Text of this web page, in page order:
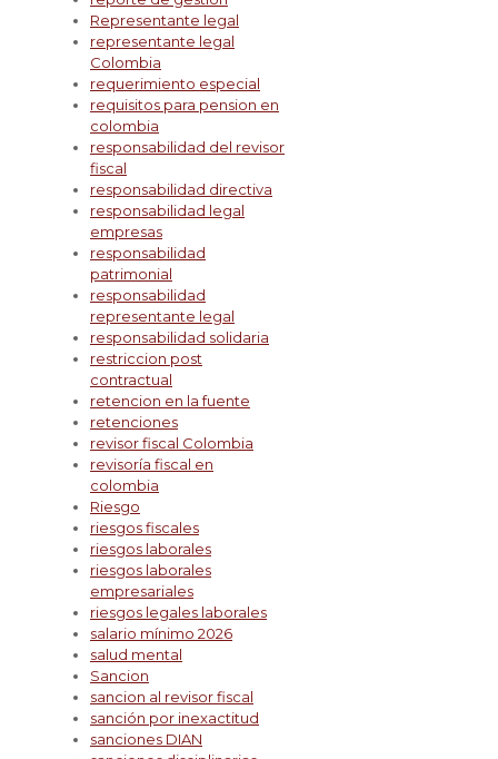
Representante legal
representante legal
Colombia
requerimiento especial
requisitos para pension en
colombia
responsabilidad del revisor
fiscal
responsabilidad directiva
responsabilidad legal
empresas
responsabilidad
patrimonial
responsabilidad
representante legal
responsabilidad solidaria
restriccion post
contractual
retencion en la fuente
retenciones
revisor fiscal Colombia
revisoría fiscal en
colombia
Riesgo
riesgos fiscales
riesgos laborales
riesgos laborales
empresariales
riesgos legales laborales
salario mínimo 2026
salud mental
Sancion
sancion al revisor fiscal
sanción por inexactitud
sanciones DIAN